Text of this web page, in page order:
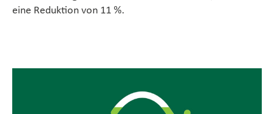
eine Reduktion von 11 %.